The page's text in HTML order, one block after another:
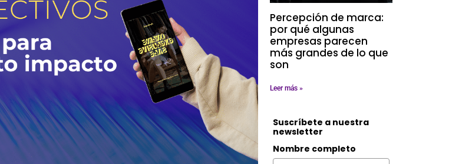
Percepción de marca:
por qué algunas
empresas parecen
más grandes de lo que
son
Leer más »
Suscríbete a nuestra
newsletter
Nombre completo